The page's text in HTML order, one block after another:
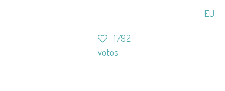
EU
1792
votos